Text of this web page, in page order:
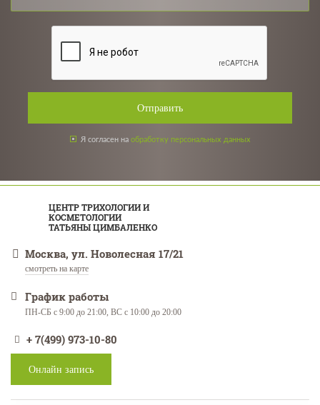
Отправить
Я согласен на обработку персональных данных
ЦЕНТР ТРИХОЛОГИИ И
КОСМЕТОЛОГИИ
ТАТЬЯНЫ ЦИМБАЛЕНКО
Москва, ул. Новолесная 17/21
смотреть на карте
График работы
ПН-СБ с 9:00 до 21:00, ВС с 10:00 до 20:00
+ 7(499) 973-10-80
Онлайн запись